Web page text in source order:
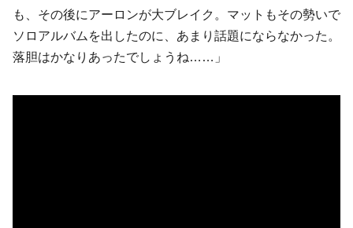
も、その後にアーロンが大ブレイク。マットもその勢いで
ソロアルバムを出したのに、あまり話題にならなかった。
落胆はかなりあったでしょうね……」